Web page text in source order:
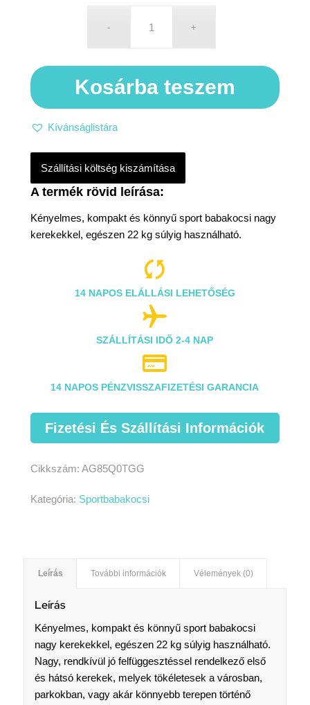
Kényelmes, kompakt és könnyű sport babakocsi nagy
kerekekkel, egészen 22 kg súlyig használható.
Kosárba teszem
Kívánságlistára
Szállítási költség kiszámítása

14 NAPOS ELÁLLÁSI LEHETŐSÉG

SZÁLLÍTÁSI IDŐ 2-4 NAP

14 NAPOS PÉNZVISSZAFIZETÉSI GARANCIA
Fizetési És Szállítási Információk
Cikkszám: AG85Q0TGG
Kategória: Sportbabakocsi
Leírás További információk Vélemények (0)
Leírás
Kényelmes, kompakt és könnyű sport babakocsi
nagy kerekekkel, egészen 22 kg súlyig használható.
Nagy, rendkívül jó felfüggesztéssel rendelkező első
és hátsó kerekek, melyek tökéletesek a városban,
parkokban, vagy akár könnyebb terepen történő